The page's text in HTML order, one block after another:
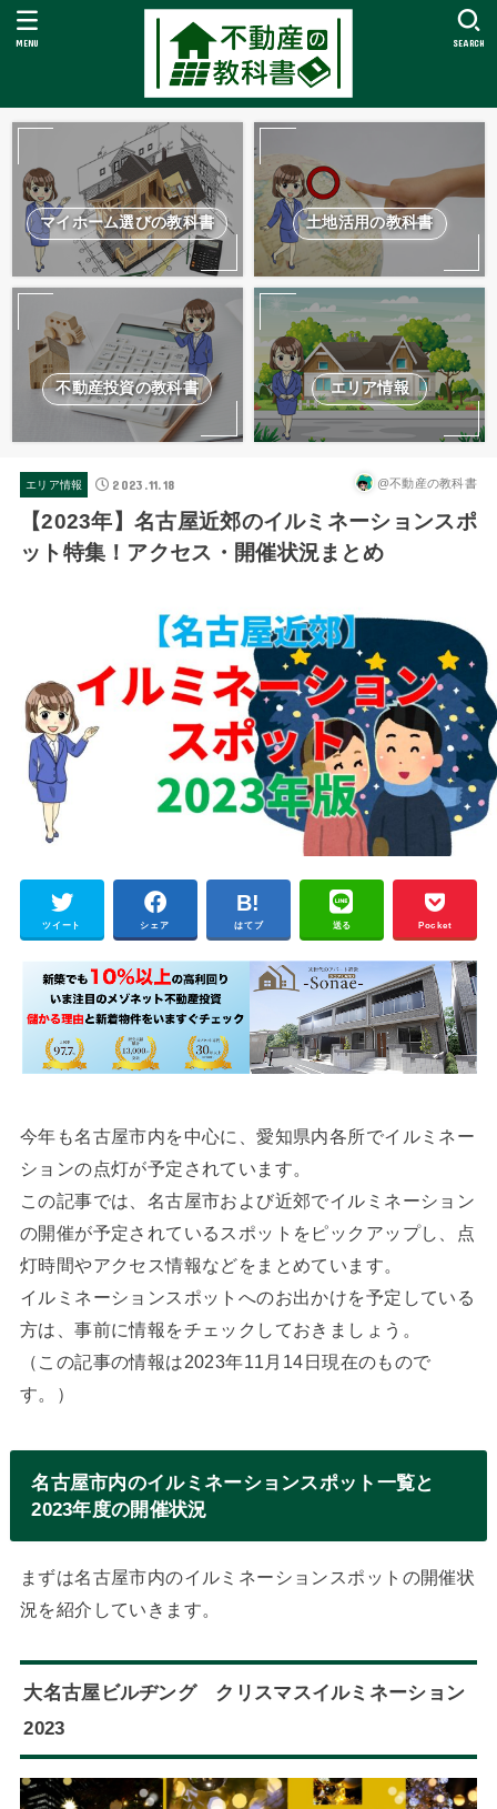
SEARCH
MENU
マイホーム選びの教科書 土地活用の教科書
不動産投資の教科書 エリア情報
エリア情報 2023.11.18 @不動産の教科書
【2023年】名古屋近郊のイルミネーションスポ
ット特集！アクセス・開催状況まとめ
ツイート シェア はてブ 送る Pocket
今年も名古屋市内を中心に、愛知県内各所でイルミネー
ションの点灯が予定されています。
この記事では、名古屋市および近郊でイルミネーション
の開催が予定されているスポットをピックアップし、点
灯時間やアクセス情報などをまとめています。
イルミネーションスポットへのお出かけを予定している
方は、事前に情報をチェックしておきましょう。
（この記事の情報は2023年11月14日現在のもので
す。）
名古屋市内のイルミネーションスポット一覧と
2023年度の開催状況
まずは名古屋市内のイルミネーションスポットの開催状
況を紹介していきます。
大名古屋ビルヂング クリスマスイルミネーション
2023